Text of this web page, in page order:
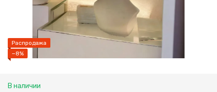
Распродажа
−8%
В наличии